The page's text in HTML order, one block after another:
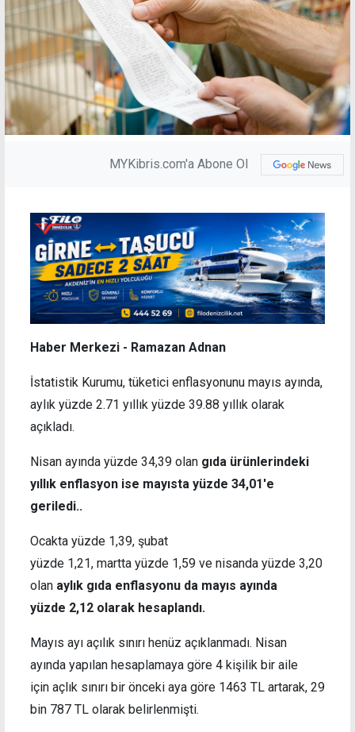
MYKibris.com'a Abone Ol
Haber Merkezi - Ramazan Adnan
İstatistik Kurumu, tüketici enflasyonunu mayıs ayında,
aylık yüzde 2.71 yıllık yüzde 39.88 yıllık olarak
açıkladı.
Nisan ayında yüzde 34,39 olan gıda ürünlerindeki
yıllık enflasyon ise mayısta yüzde 34,01'e
geriledi..
Ocakta yüzde 1,39, şubat
yüzde 1,21, martta yüzde 1,59 ve nisanda yüzde 3,20
olan aylık gıda enflasyonu da mayıs ayında
yüzde 2,12 olarak hesaplandı.
Mayıs ayı açılık sınırı henüz açıklanmadı. Nisan
ayında yapılan hesaplamaya göre 4 kişilik bir aile
için açlık sınırı bir önceki aya göre 1463 TL artarak, 29
bin 787 TL olarak belirlenmişti.